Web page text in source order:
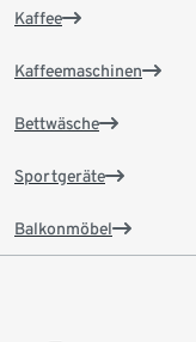
Kaffee
Kaffeemaschinen
Bettwäsche
Sportgeräte
Balkonmöbel